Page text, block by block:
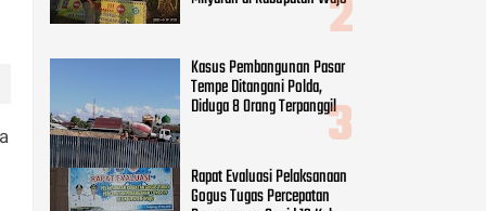
Oknum ASN Pemkab Wajo
diduga Selingkuh, Sering
Berbuat Tidak "Senonoh"
Dimobil, Parkiran Kantor
Bupati
CATEGORIES